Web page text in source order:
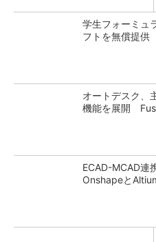
学生フォーミュ
フトを無償提供
オートデスク、
機能を展開
ECAD-MCAD連
Onshapeと